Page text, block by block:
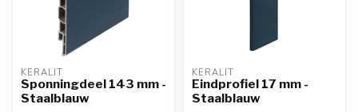
KERALIT
Sponningdeel 143 mm -
Staalblauw
KERALIT
Eindprofiel 17 mm -
Staalblauw